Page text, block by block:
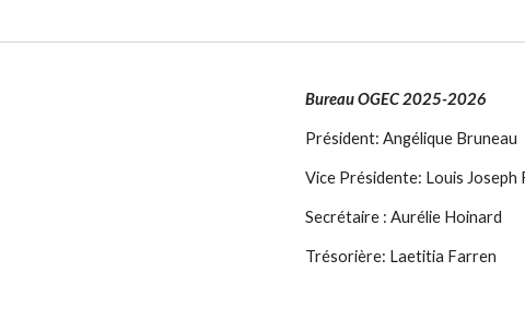
Bureau OGEC 2025-2026
Président: Angélique Bruneau
Vice Présidente: Louis Joseph
Secrétaire : Aurélie Hoinard
Trésorière: Laetitia Farren